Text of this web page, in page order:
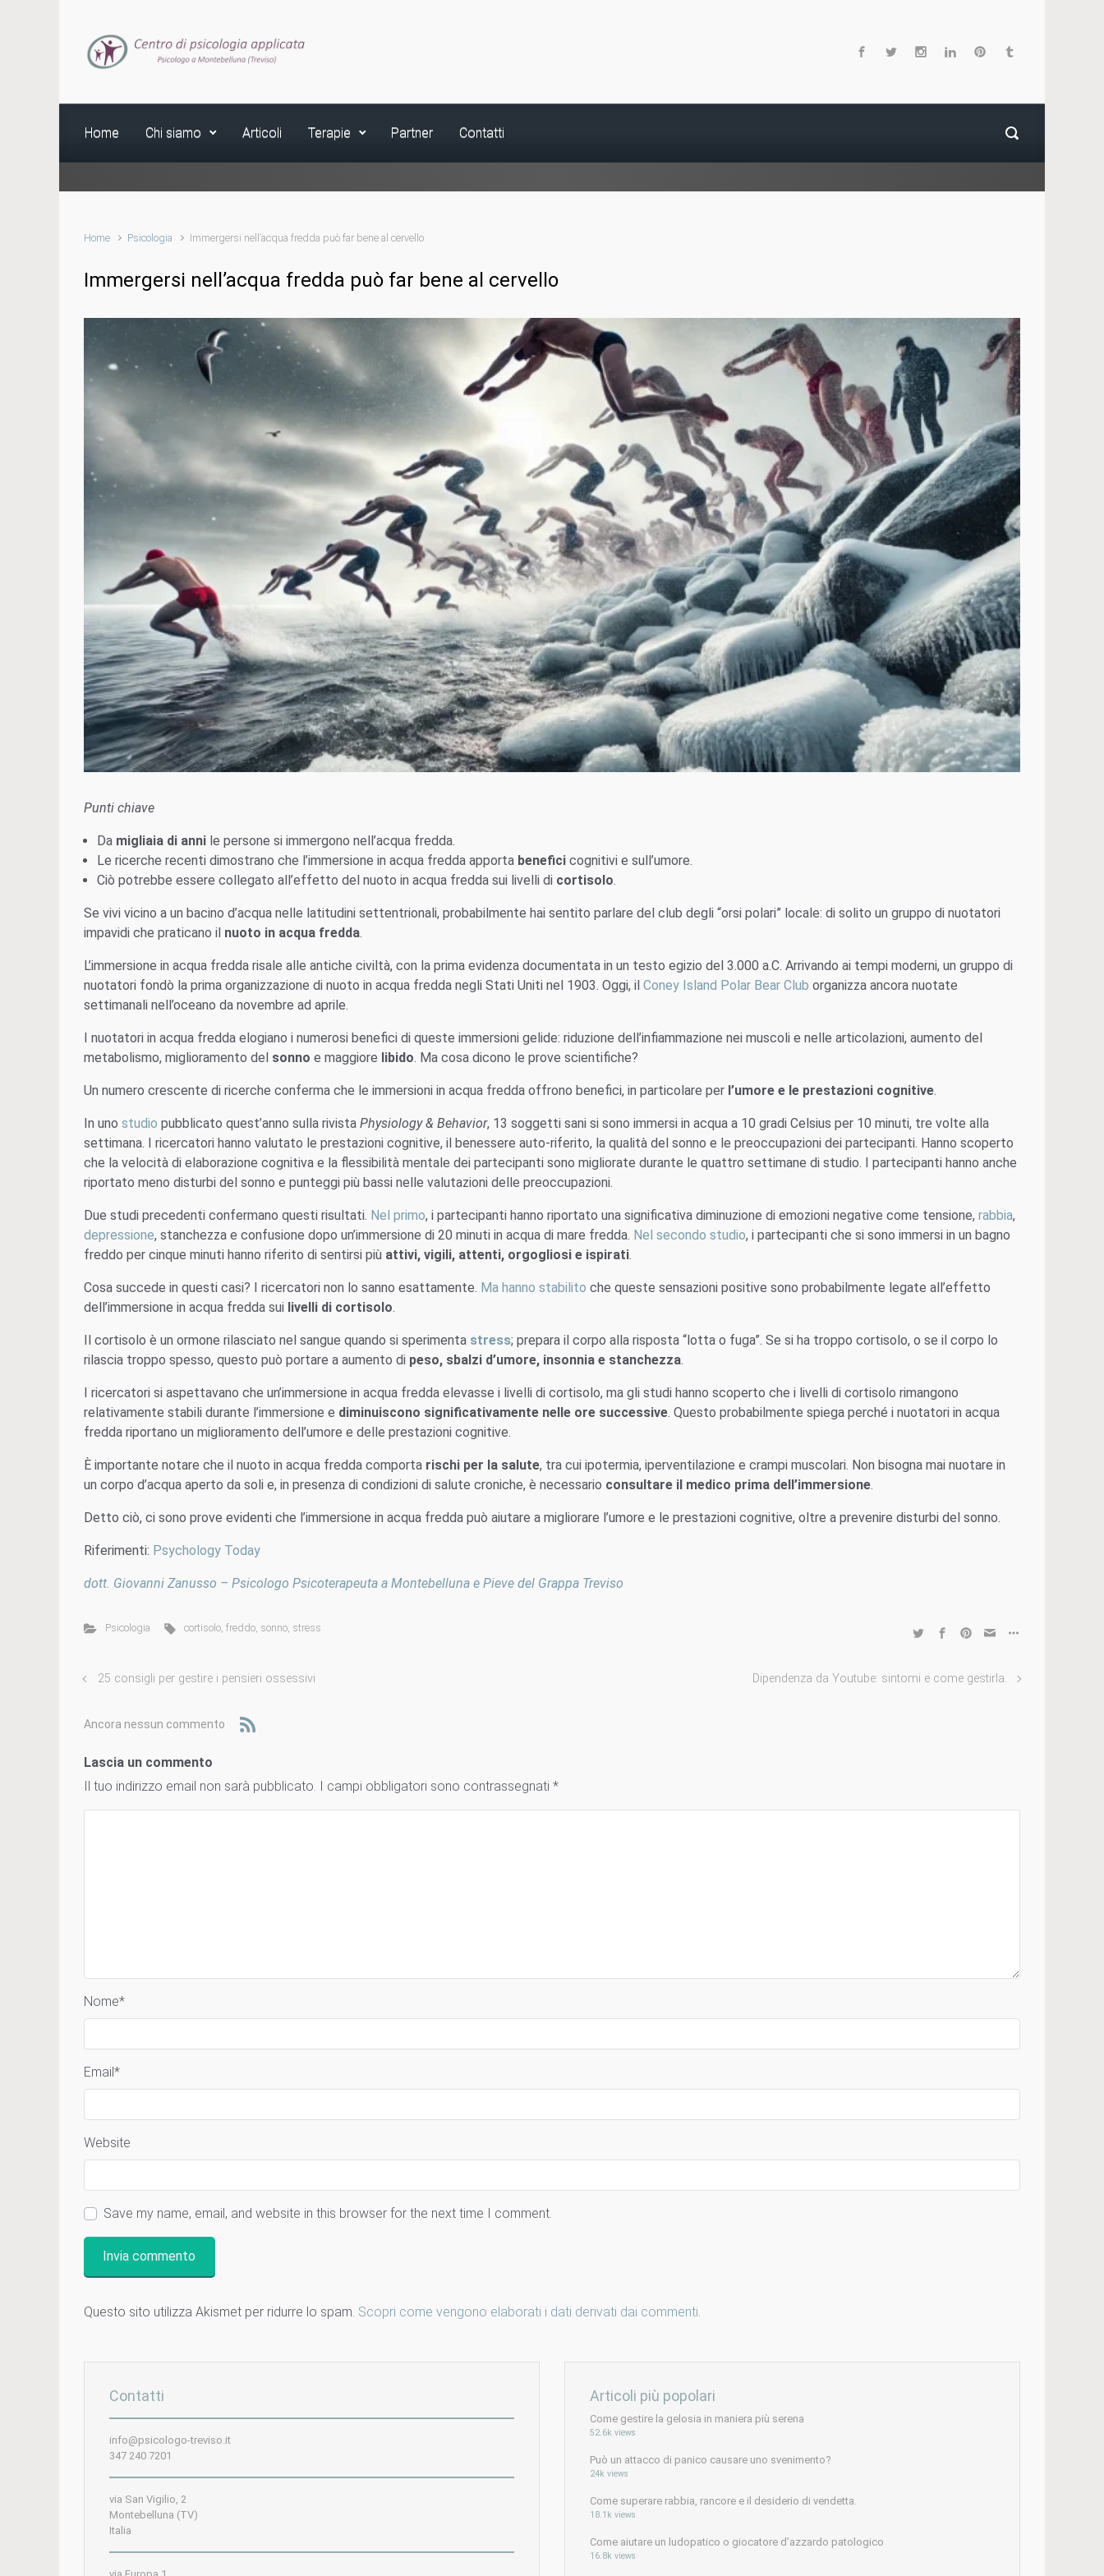
Home Chi siamo Articoli Terapie Partner Contatti
Home Psicologia Immergersi nell’acqua fredda può far bene al cervello
Immergersi nell’acqua fredda può far bene al cervello
Punti chiave
Da migliaia di anni le persone si immergono nell’acqua fredda.
Le ricerche recenti dimostrano che l’immersione in acqua fredda apporta benefici cognitivi e sull’umore.
Ciò potrebbe essere collegato all’effetto del nuoto in acqua fredda sui livelli di cortisolo.
Se vivi vicino a un bacino d’acqua nelle latitudini settentrionali, probabilmente hai sentito parlare del club degli “orsi polari” locale: di solito un gruppo di nuotatori
impavidi che praticano il nuoto in acqua fredda.
L’immersione in acqua fredda risale alle antiche civiltà, con la prima evidenza documentata in un testo egizio del 3.000 a.C. Arrivando ai tempi moderni, un gruppo di
nuotatori fondò la prima organizzazione di nuoto in acqua fredda negli Stati Uniti nel 1903. Oggi, il Coney Island Polar Bear Club organizza ancora nuotate
settimanali nell’oceano da novembre ad aprile.
I nuotatori in acqua fredda elogiano i numerosi benefici di queste immersioni gelide: riduzione dell’infiammazione nei muscoli e nelle articolazioni, aumento del
metabolismo, miglioramento del sonno e maggiore libido. Ma cosa dicono le prove scientifiche?
Un numero crescente di ricerche conferma che le immersioni in acqua fredda offrono benefici, in particolare per l’umore e le prestazioni cognitive.
In uno studio pubblicato quest’anno sulla rivista Physiology & Behavior, 13 soggetti sani si sono immersi in acqua a 10 gradi Celsius per 10 minuti, tre volte alla
settimana. I ricercatori hanno valutato le prestazioni cognitive, il benessere auto-riferito, la qualità del sonno e le preoccupazioni dei partecipanti. Hanno scoperto
che la velocità di elaborazione cognitiva e la flessibilità mentale dei partecipanti sono migliorate durante le quattro settimane di studio. I partecipanti hanno anche
riportato meno disturbi del sonno e punteggi più bassi nelle valutazioni delle preoccupazioni.
Due studi precedenti confermano questi risultati. Nel primo, i partecipanti hanno riportato una significativa diminuzione di emozioni negative come tensione, rabbia,
depressione, stanchezza e confusione dopo un’immersione di 20 minuti in acqua di mare fredda. Nel secondo studio, i partecipanti che si sono immersi in un bagno
freddo per cinque minuti hanno riferito di sentirsi più attivi, vigili, attenti, orgogliosi e ispirati.
Cosa succede in questi casi? I ricercatori non lo sanno esattamente. Ma hanno stabilito che queste sensazioni positive sono probabilmente legate all’effetto
dell’immersione in acqua fredda sui livelli di cortisolo.
Il cortisolo è un ormone rilasciato nel sangue quando si sperimenta stress; prepara il corpo alla risposta “lotta o fuga”. Se si ha troppo cortisolo, o se il corpo lo
rilascia troppo spesso, questo può portare a aumento di peso, sbalzi d’umore, insonnia e stanchezza.
I ricercatori si aspettavano che un’immersione in acqua fredda elevasse i livelli di cortisolo, ma gli studi hanno scoperto che i livelli di cortisolo rimangono
relativamente stabili durante l’immersione e diminuiscono significativamente nelle ore successive. Questo probabilmente spiega perché i nuotatori in acqua
fredda riportano un miglioramento dell’umore e delle prestazioni cognitive.
È importante notare che il nuoto in acqua fredda comporta rischi per la salute, tra cui ipotermia, iperventilazione e crampi muscolari. Non bisogna mai nuotare in
un corpo d’acqua aperto da soli e, in presenza di condizioni di salute croniche, è necessario consultare il medico prima dell’immersione.
Detto ciò, ci sono prove evidenti che l’immersione in acqua fredda può aiutare a migliorare l’umore e le prestazioni cognitive, oltre a prevenire disturbi del sonno.
Riferimenti: Psychology Today
dott. Giovanni Zanusso – Psicologo Psicoterapeuta a Montebelluna e Pieve del Grappa Treviso
Psicologia cortisolo,freddo, sonno, stress
25 consigli per gestire i pensieri ossessivi Dipendenza da Youtube: sintomi e come gestirla.
Ancora nessun commento
Lascia un commento
Il tuo indirizzo email non sarà pubblicato. I campi obbligatori sono contrassegnati *
Nome*
Email*
Website
Save my name, email, and website in this browser for the next time I comment.
Questo sito utilizza Akismet per ridurre lo spam. Scopri come vengono elaborati i dati derivati dai commenti.
Contatti
info@psicologo-treviso.it
347 240 7201
via San Vigilio, 2
Montebelluna (TV)
Italia
Articoli più popolari
Come gestire la gelosia in maniera più serena
52.6k views
Può un attacco di panico causare uno svenimento?
24k views
Come superare rabbia, rancore e il desiderio di vendetta.
18.1k views
Come aiutare un ludopatico o giocatore d’azzardo patologico
16.8k views